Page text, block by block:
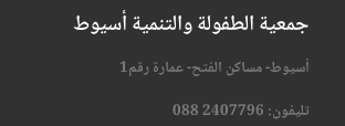
جمعية الطفولة والتنمية أسيوط
أسيوط- مساكن الفتح- عمارة رقم1
تليفون: 2407796 088